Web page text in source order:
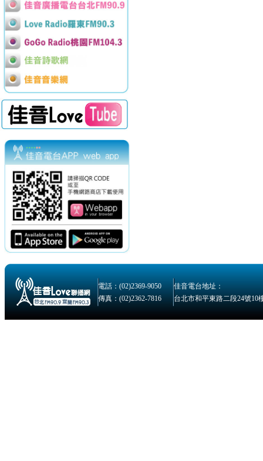
電話：(02)2369-9050
佳音電台地址：
傳真：(02)2362-7816
台北市和平東路二段24號10